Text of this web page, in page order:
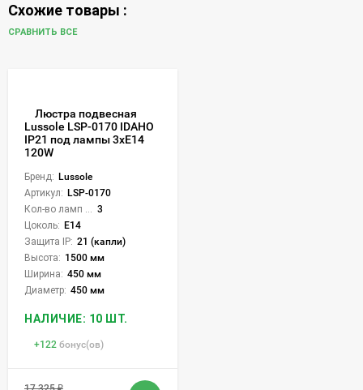
Схожие товары :
СРАВНИТЬ ВСЕ
Люстра подвесная
Lussole LSP-0170 IDAHO
IP21 под лампы 3xE14
120W
Бренд: Lussole
Артикул: LSP-0170
Кол-во ламп или LED: 3
Цоколь: E14
Защита IP: 21 (капли)
Высота: 1500 мм
Ширина: 450 мм
Диаметр: 450 мм
НАЛИЧИЕ: 10 ШТ.
+122 бонус(ов)